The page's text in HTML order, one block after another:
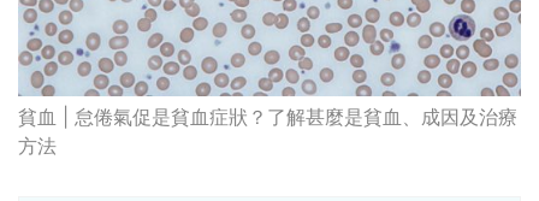
貧血 | 怠倦氣促是貧血症狀？了解甚麼是貧血、成因及治療
方法